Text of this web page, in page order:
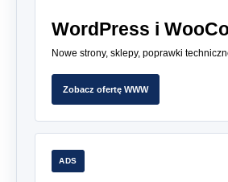
WordPress i
Nowe strony, sklepy, poprawki
Zobacz ofertę WWW
ADS